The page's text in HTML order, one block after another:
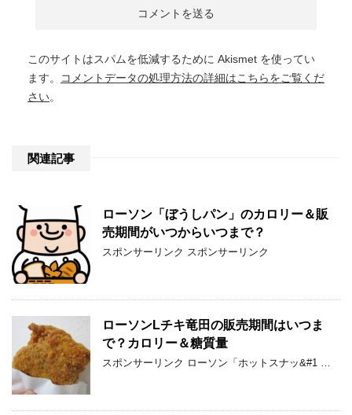
このサイトはスパムを低減するために Akismet を使ってい
ます。
コメントデータの処理方法の詳細はこちらをご覧くだ
さい。
関連記事
ローソン「ぼうしパン」のカロリー＆販
売期間がいつからいつまで？
スポンサーリンク スポンサーリンク
ローソンLチキ竜田の販売期間はいつま
で？カロリー＆糖質量
スポンサーリンク ローソン「ホットスナッ&#1 …